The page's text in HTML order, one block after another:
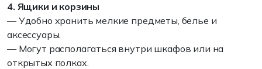
4. Ящики и корзины
— Удобно хранить мелкие предметы, белье и
аксессуары.
— Могут располагаться внутри шкафов или на
открытых полках.